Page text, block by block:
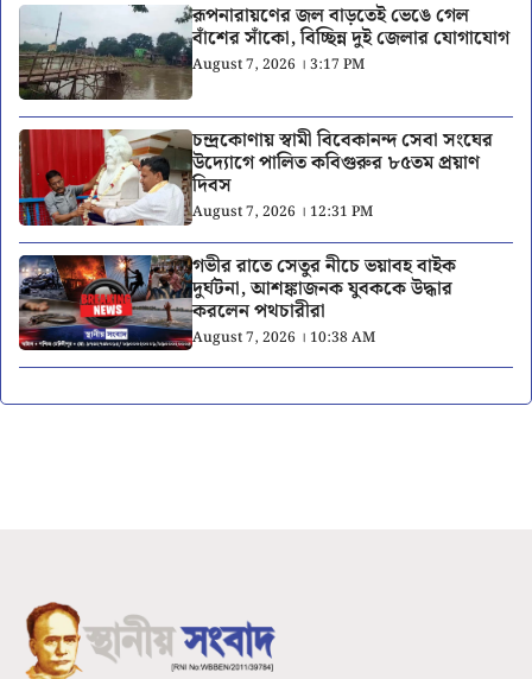
রূপনারায়ণের জল বাড়তেই ভেঙে গেল
বাঁশের সাঁকো, বিচ্ছিন্ন দুই জেলার যোগাযোগ
August 7, 2026 । 3:17 PM
চন্দ্রকোণায় স্বামী বিবেকানন্দ সেবা সংঘের
উদ্যোগে পালিত কবিগুরুর ৮৫তম প্রয়াণ
দিবস
August 7, 2026 । 12:31 PM
গভীর রাতে সেতুর নীচে ভয়াবহ বাইক
দুর্ঘটনা, আশঙ্কাজনক যুবককে উদ্ধার
করলেন পথচারীরা
August 7, 2026 । 10:38 AM